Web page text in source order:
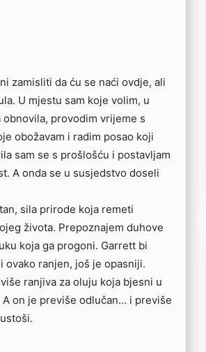
zamisliti da ću se naći ovdje, ali
U mjestu sam koje volim, u
obnovila, provodim vrijeme s
obožavam i radim posao koji
sam se s prošlošću i postavljam
A onda se u susjedstvo doseli
sila prirode koja remeti
života. Prepoznajem duhove
koja ga progoni. Garrett bi
ovako ranjen, još je opasniji.
ranjiva za oluju koja bjesni u
on je previše odlučan… i previše